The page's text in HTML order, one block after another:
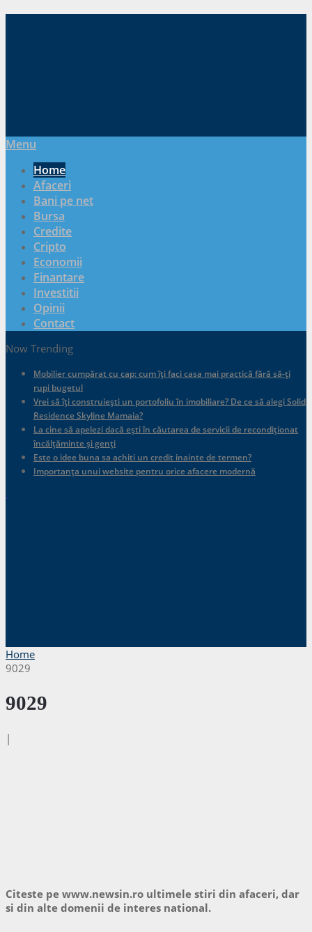
Menu
Home
Afaceri
Bani pe net
Bursa
Credite
Cripto
Economii
Finantare
Investitii
Opinii
Contact
Now Trending
Mobilier cumpărat cu cap: cum îți faci casa mai practică fără să-ți
rupi bugetul
Vrei să îți construiești un portofoliu în imobiliare? De ce să alegi Solid
Residence Skyline Mamaia?
La cine să apelezi dacă ești în căutarea de servicii de recondiționat
încălțăminte și genți
Este o idee buna sa achiti un credit inainte de termen?
Importanța unui website pentru orice afacere modernă
.
Home
9029
9029
|
Citeste pe www.newsin.ro ultimele stiri din afaceri, dar
si din alte domenii de interes national.